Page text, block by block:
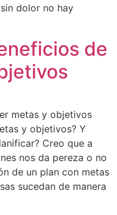
dolor no hay
de
metas y objetivos
y objetivos? Y
Creo que a
nos da pereza o no
de un plan con metas
sucedan de manera